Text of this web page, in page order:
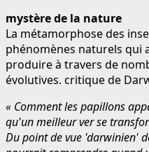
mystère de la nature
La métamorphose des
phénomènes naturels qui
produire à travers de
évolutives. critique de
« Comment les papillons
qu'un meilleur ver se
Du point de vue 'darwinien'